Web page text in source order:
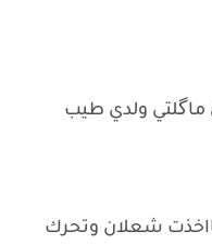
ولدي طيب
شعلان وتحرك